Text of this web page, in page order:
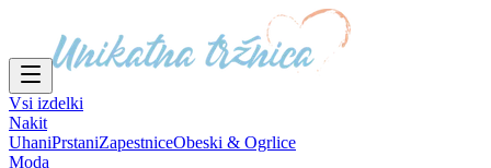
Vsi izdelki
Nakit
UhaniPrstaniZapestniceObeski & Ogrlice
Moda